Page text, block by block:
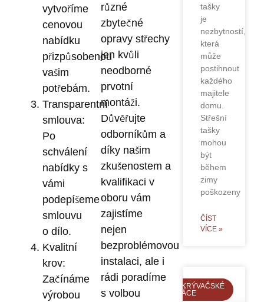
vytvoříme
cenovou
nabídku
přizpůsobenou
vašim
potřebám.
Transparentní
smlouva:
Po
schválení
nabídky s
vámi
podepíšeme
smlouvu
o dílo.
Kvalitní
krov:
Začínáme
výrobou
různé
zbytečné
opravy střechy
jen kvůli
neodborné
prvotní
montáži.
Důvěřujte
odborníkům a
díky našim
zkušenostem a
kvalifikaci v
oboru vám
zajistíme
nejen
bezproblémovou
instalaci, ale i
rádi poradíme
s volbou
tašky
je
nezbytností,
která
může
postihnout
každého
majitele
domu.
Střešní
tašky
mohou
být
během
zimy
poškozeny
ČÍST
VÍCE »
POKRÝVAČSKÉ
PRÁCE